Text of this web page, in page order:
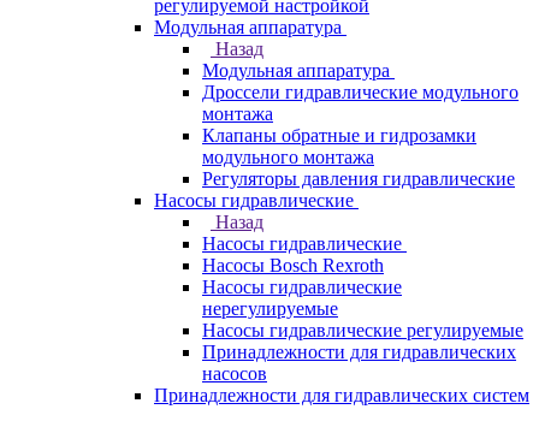
регулируемой настройкой
Модульная аппаратура
Назад
Модульная аппаратура
Дроссели гидравлические модульного
монтажа
Клапаны обратные и гидрозамки
модульного монтажа
Регуляторы давления гидравлические
Насосы гидравлические
Назад
Насосы гидравлические
Насосы Bosch Rexroth
Насосы гидравлические
нерегулируемые
Насосы гидравлические регулируемые
Принадлежности для гидравлических
насосов
Принадлежности для гидравлических систем